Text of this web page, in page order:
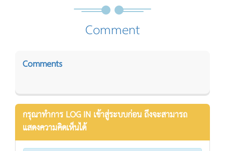
Comment
Comments
กรุณาทำการ LOG IN เข้าสู่ระบบก่อน ถึงจะสามารถ
แสดงความคิดเห็นได้